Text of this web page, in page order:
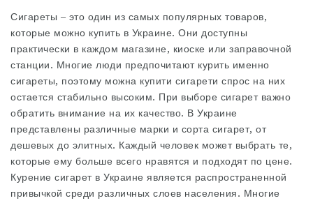
Сигареты – это один из самых популярных товаров,
которые можно купить в Украине. Они доступны
практически в каждом магазине, киоске или заправочной
станции. Многие люди предпочитают курить именно
сигареты, поэтому можна купити сигарети спрос на них
остается стабильно высоким. При выборе сигарет важно
обратить внимание на их качество. В Украине
представлены различные марки и сорта сигарет, от
дешевых до элитных. Каждый человек может выбрать те,
которые ему больше всего нравятся и подходят по цене.
Курение сигарет в Украине является распространенной
привычкой среди различных слоев населения. Многие